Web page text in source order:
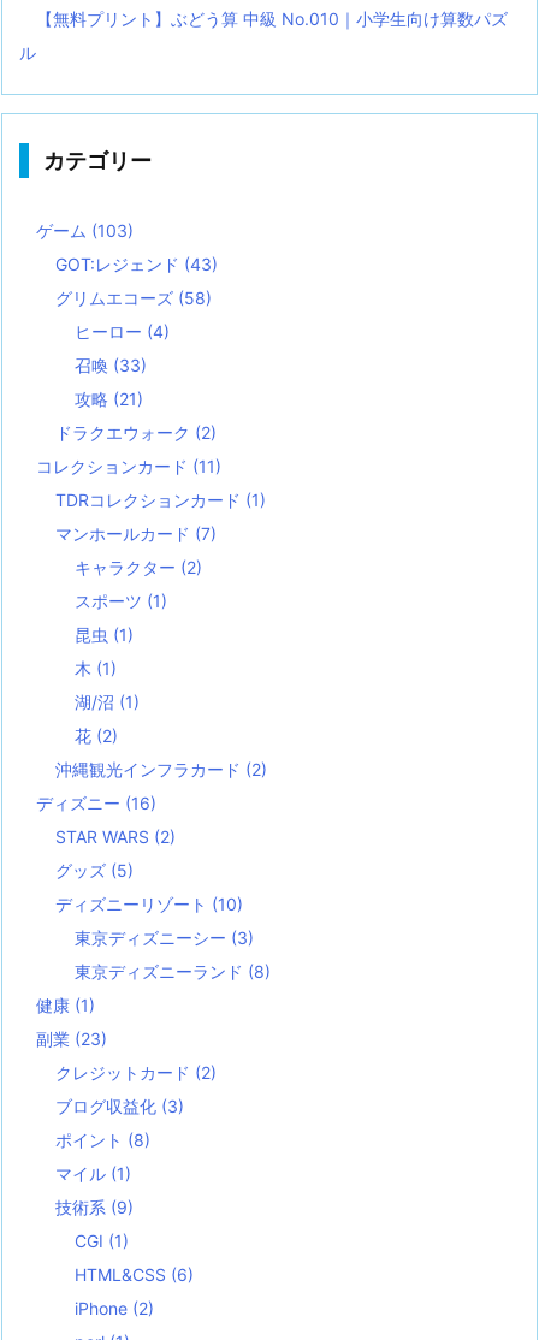
【無料プリント】ぶどう算 中級 No.010｜小学生向け算数パズ
ル
カテゴリー
ゲーム (103)
GOT:レジェンド (43)
グリムエコーズ (58)
ヒーロー (4)
召喚 (33)
攻略 (21)
ドラクエウォーク (2)
コレクションカード (11)
TDRコレクションカード (1)
マンホールカード (7)
キャラクター (2)
スポーツ (1)
昆虫 (1)
木 (1)
湖/沼 (1)
花 (2)
沖縄観光インフラカード (2)
ディズニー (16)
STAR WARS (2)
グッズ (5)
ディズニーリゾート (10)
東京ディズニーシー (3)
東京ディズニーランド (8)
健康 (1)
副業 (23)
クレジットカード (2)
ブログ収益化 (3)
ポイント (8)
マイル (1)
技術系 (9)
CGI (1)
HTML&CSS (6)
iPhone (2)